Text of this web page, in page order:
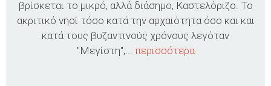
βρίσκεται το μικρό, αλλά διάσημο, Καστελόριζο. Το
ακριτικό νησί τόσο κατά την αρχαιότητα όσο και και
κατά τους βυζαντινούς χρόνους λεγόταν
"Μεγίστη",... περισσότερα